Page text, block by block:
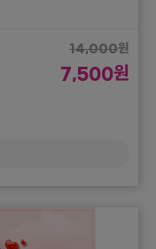
14,000원
7,500원